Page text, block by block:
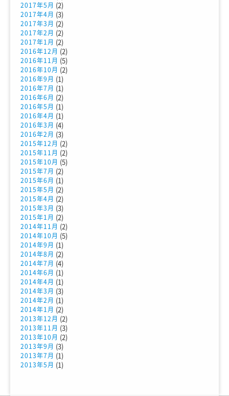
2017年5月 (2)
2017年4月 (3)
2017年3月 (2)
2017年2月 (2)
2017年1月 (2)
2016年12月 (2)
2016年11月 (5)
2016年10月 (2)
2016年9月 (1)
2016年7月 (1)
2016年6月 (2)
2016年5月 (1)
2016年4月 (1)
2016年3月 (4)
2016年2月 (3)
2015年12月 (2)
2015年11月 (2)
2015年10月 (5)
2015年7月 (2)
2015年6月 (1)
2015年5月 (2)
2015年4月 (2)
2015年3月 (3)
2015年1月 (2)
2014年11月 (2)
2014年10月 (5)
2014年9月 (1)
2014年8月 (2)
2014年7月 (4)
2014年6月 (1)
2014年4月 (1)
2014年3月 (3)
2014年2月 (1)
2014年1月 (2)
2013年12月 (2)
2013年11月 (3)
2013年10月 (2)
2013年9月 (3)
2013年7月 (1)
2013年5月 (1)